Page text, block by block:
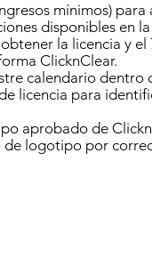
mínimos) para
disponibles en
la licencia y el
ClicknClear.
calendario dentro
licencia para
aprobado de
de logotipo por